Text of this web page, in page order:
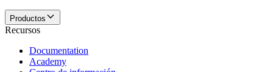
Productos
Recursos
Documentation
Academy